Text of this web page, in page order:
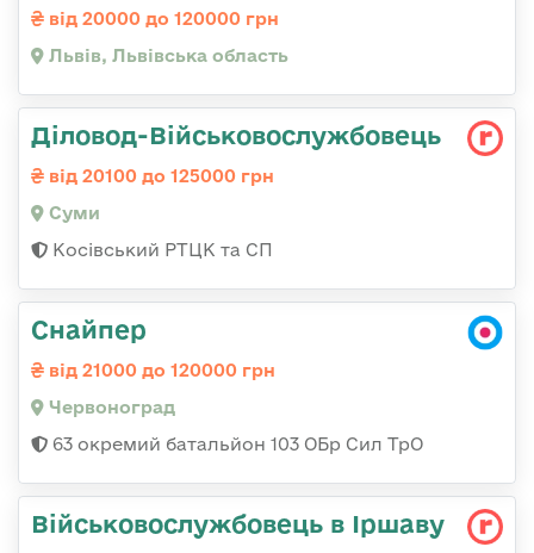
від 20000 до 120000 грн
Львів, Львівська область
Діловод-Військовослужбовець
від 20100 до 125000 грн
Суми
Косівський РТЦК та СП
Снайпер
від 21000 до 120000 грн
Червоноград
63 окремий батальйон 103 ОБр Сил ТрО
Військовослужбовець в Іршаву